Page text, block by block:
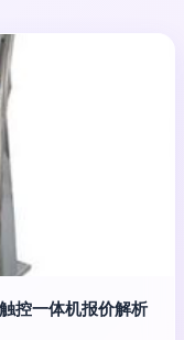
控一体机报价解析